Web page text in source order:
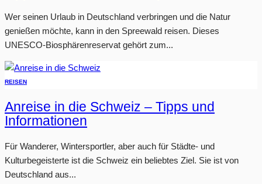
Wer seinen Urlaub in Deutschland verbringen und die Natur
genießen möchte, kann in den Spreewald reisen. Dieses
UNESCO-Biosphärenreservat gehört zum...
REISEN
Anreise in die Schweiz – Tipps und
Informationen
Für Wanderer, Wintersportler, aber auch für Städte- und
Kulturbegeisterte ist die Schweiz ein beliebtes Ziel. Sie ist von
Deutschland aus...